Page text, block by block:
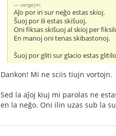
sergejm:
Aĵo por iri sur neĝo estas skioj.
Ŝuoj por ili estas skiŝuoj.
Oni fiksas skiŝuoj al skioj per
En manoj oni tenas skibastonoj.
Ŝuoj por gliti sur glacio estas
Dankon! Mi ne sciis tiujn vortojn.
Sed la aĵoj kiuj mi parolas ne
en la neĝo. Oni ilin uzas sub la